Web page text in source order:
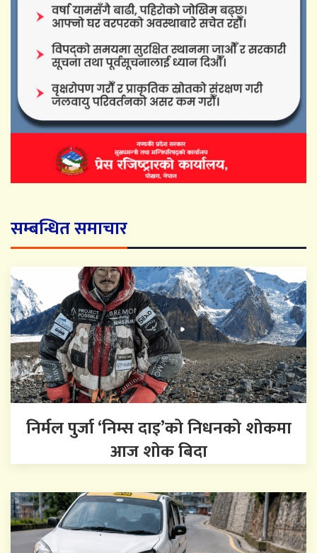
सम्बन्धित समाचार
निर्मल पुर्जा ‘निम्स दाइ’को निधनको शोकमा
आज शोक बिदा